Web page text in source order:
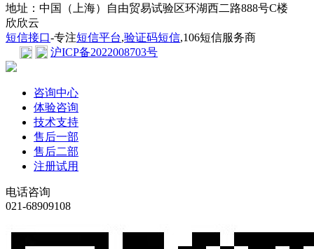
地址：中国（上海）自由贸易试验区环湖西二路888号C楼
欣欣云
短信接口-专注短信平台,验证码短信,106短信服务商
沪ICP备2022008703号
咨询中心
体验咨询
技术支持
售后一部
售后二部
注册试用
电话咨询
021-68909108